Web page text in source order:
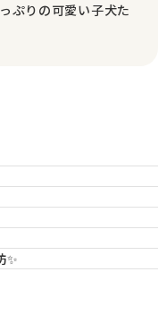
ぷりの可愛い子犬た
✨